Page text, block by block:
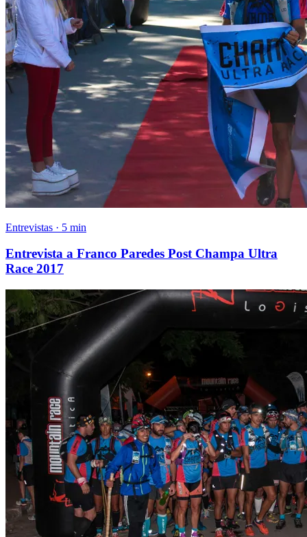
Entrevistas · 5 min
Entrevista a Franco Paredes Post Champa Ultra
Race 2017